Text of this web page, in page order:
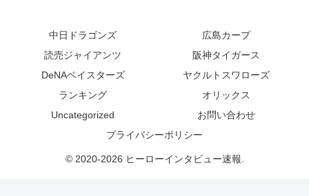
中日ドラゴンズ
広島カープ
読売ジャイアンツ
阪神タイガース
DeNAベイスターズ
ヤクルトスワローズ
ランキング
オリックス
Uncategorized
お問い合わせ
プライバシーポリシー
© 2020-2026 ヒーローインタビュー速報.